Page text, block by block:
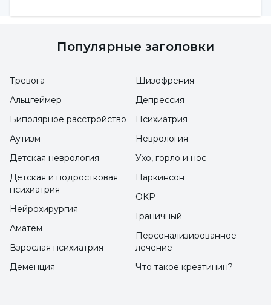
родственников
землетрясение, на них могут слишком
сильно повлиять средства массовой
информации и реакция их родственников.
По этой причине детей следует
информировать о землетрясении,
подбадривать и вселять в них уверенность.
Детям могут сниться кошмары, даже
если они говорят, что им не страшно.
При длительной реакции у детей могут
наблюдаться такие симптомы, как
Популярные заголовки
Тревога
Альцгеймер
Биполярное расстройство
Аутизм
Детская неврология
Шизофрения
Депрессия
Психиатрия
Неврология
Ухо, горло и нос
Детская и подростковая
психиатрия
Нейрохирургия
Аматем
Взрослая психиатрия
Деменция
Паркинсон
ОКР
Граничный
Персонализированное
лечение
Что такое креатинин?